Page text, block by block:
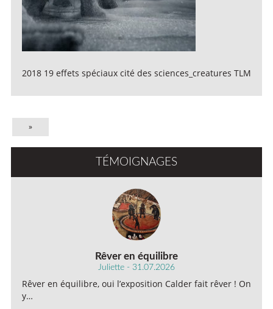
2018 19 effets spéciaux cité des sciences_creatures TLM
»
TÉMOIGNAGES
Rêver en équilibre
Juliette - 31.07.2026
Rêver en équilibre, oui l’exposition Calder fait rêver ! On
y…